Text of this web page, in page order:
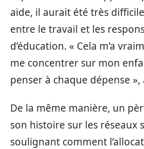
aide, il aurait été très
entre le travail et les
d’éducation. « Cela m’a
me concentrer sur mon
penser à chaque dépense
De la même manière, un
son histoire sur les réseaux
soulignant comment